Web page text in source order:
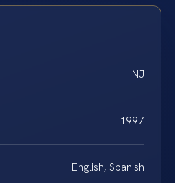
NJ
1997
English, Spanish